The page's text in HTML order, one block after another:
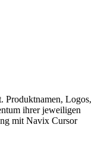
Produktnamen, Logos,
ihrer jeweiligen
mit Navix Cursor